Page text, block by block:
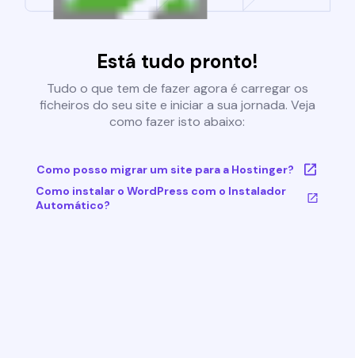
Está tudo pronto!
Tudo o que tem de fazer agora é carregar os
ficheiros do seu site e iniciar a sua jornada. Veja
como fazer isto abaixo:
Como posso migrar um site para a Hostinger?
Como instalar o WordPress com o Instalador
Automático?